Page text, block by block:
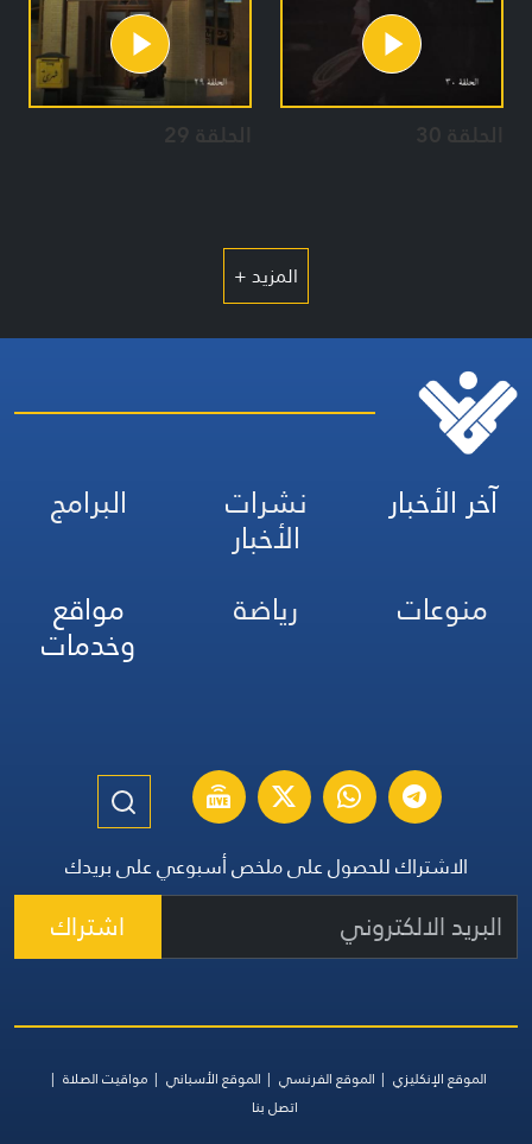
الحلقة 30 الحلقة 29
المزيد +
آخر الأخبار نشرات
الأخبار
البرامج
منوعات
رياضة مواقع
وخدمات
الاشتراك للحصول على ملخص أسبوعي على بريدك
اشتراك
الموقع الإنكليزي الموقع الفرنسي الموقع الأسباني
مواقيت الصلاة
اتصل بنا